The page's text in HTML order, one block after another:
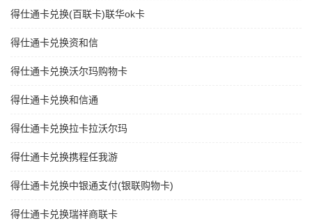
得仕通卡兑换(百联卡)联华ok卡
得仕通卡兑换资和信
得仕通卡兑换沃尔玛购物卡
得仕通卡兑换和信通
得仕通卡兑换拉卡拉沃尔玛
得仕通卡兑换携程任我游
得仕通卡兑换中银通支付(银联购物卡)
得仕通卡兑换瑞祥商联卡